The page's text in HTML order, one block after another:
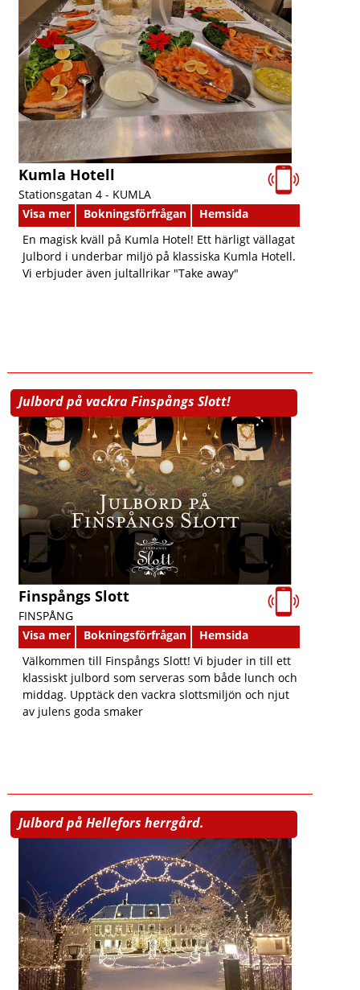
Kumla Hotell
Stationsgatan 4 - KUMLA
Visa mer
Bokningsförfrågan
Hemsida
En magisk kväll på Kumla Hotel! Ett härligt vällagat
Julbord i underbar miljö på klassiska Kumla Hotell.
Vi erbjuder även jultallrikar "Take away"
Julbord på vackra Finspångs Slott!
Finspångs Slott
FINSPÅNG
Visa mer
Bokningsförfrågan
Hemsida
Välkommen till Finspångs Slott! Vi bjuder in till ett
klassiskt julbord som serveras som både lunch och
middag. Upptäck den vackra slottsmiljön och njut
av julens goda smaker
Julbord på Hellefors herrgård.